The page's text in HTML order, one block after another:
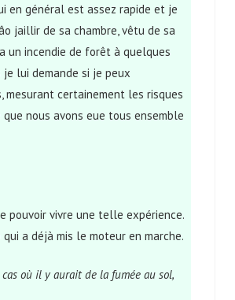
en général est assez rapide et je
jaillir de sa chambre, vêtu de sa
un incendie de forêt à quelques
je lui demande si je peux
mesurant certainement les risques
nous avons eue tous ensemble
pouvoir vivre une telle expérience.
a déjà mis le moteur en marche.
où il y aurait de la fumée au sol,